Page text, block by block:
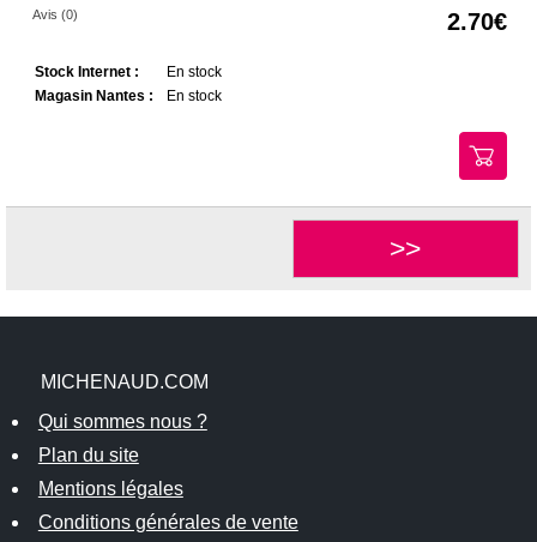
Avis (0) 2.70
Stock Internet :
En stock
Magasin Nantes :
En stock
>>
MICHENAUD.COM
Qui sommes nous ?
Plan du site
Mentions légales
Conditions générales de vente